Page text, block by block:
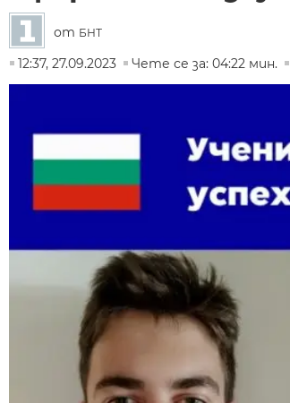
от БНТ
12:37, 27.09.2023
Чете се за: 04:22 мин.